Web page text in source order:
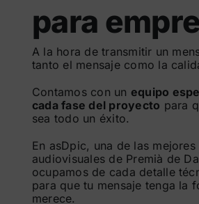
para
A la hora de transmitir un
tanto el mensaje como la
Contamos con un equipo
cada fase del proyecto para
sea todo un éxito.
En asDpic, una de las
audiovisuales de Premià de
ocupamos de cada detalle
para que tu mensaje tenga la
merece.